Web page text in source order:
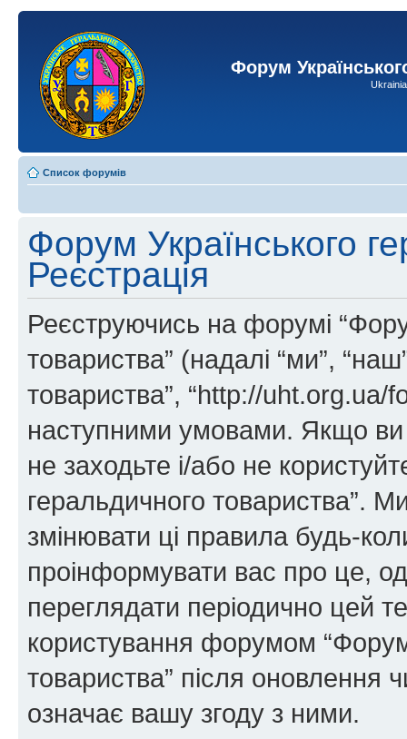
Форум
Список форумів
Форум Українського
Реєстрація
Реєструючись на форумі
товариства” (надалі “ми”,
товариства”, “http://uht.org.ua/
наступними умовами. Якщо ви
не заходьте і/або не
геральдичного товариства”.
змінювати ці правила будь-
проінформувати вас про це,
переглядати періодично цей
користування форумом
товариства” після оновлення
означає вашу згоду з ними.